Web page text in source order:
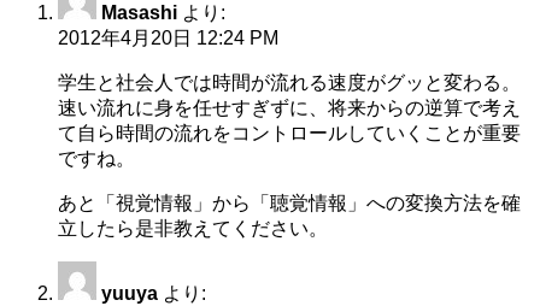
Masashi より:
2012年4月20日 12:24 PM
学生と社会人では時間が流れる速度がグッと変わる。
速い流れに身を任せすぎずに、将来からの逆算で考え
て自ら時間の流れをコントロールしていくことが重要
ですね。
あと「視覚情報」から「聴覚情報」への変換方法を確
立したら是非教えてください。
yuuya より: